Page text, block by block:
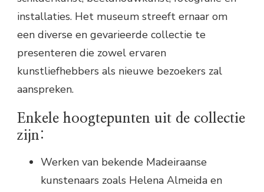
installaties. Het museum streeft ernaar om
een diverse en gevarieerde collectie te
presenteren die zowel ervaren
kunstliefhebbers als nieuwe bezoekers zal
aanspreken.
Enkele hoogtepunten uit de collectie
zijn:
Werken van bekende Madeiraanse
kunstenaars zoals Helena Almeida en